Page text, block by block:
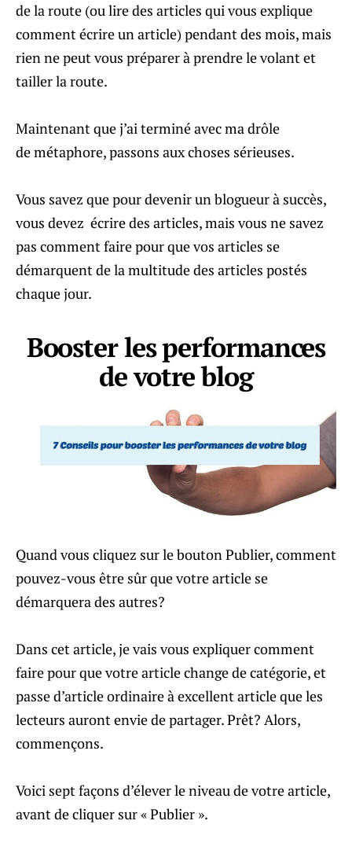
de la route (ou lire des articles qui vous explique
comment écrire un article) pendant des mois, mais
rien ne peut vous préparer à prendre le volant et
tailler la route.
Maintenant que j’ai terminé avec ma drôle
de métaphore, passons aux choses sérieuses.
Vous savez que pour devenir un blogueur à succès,
vous devez écrire des articles, mais vous ne savez
pas comment faire pour que vos articles se
démarquent de la multitude des articles postés
chaque jour.
Booster les performances
de votre blog
Quand vous cliquez sur le bouton Publier, comment
pouvez-vous être sûr que votre article se
démarquera des autres?
Dans cet article, je vais vous expliquer comment
faire pour que votre article change de catégorie, et
passe d’article ordinaire à excellent article que les
lecteurs auront envie de partager. Prêt? Alors,
commençons.
Voici sept façons d’élever le niveau de votre article,
avant de cliquer sur « Publier ».